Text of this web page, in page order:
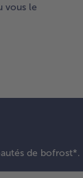
vous le
de bofrost*.